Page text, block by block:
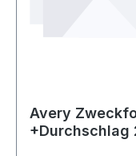
Avery
+Durchschlag